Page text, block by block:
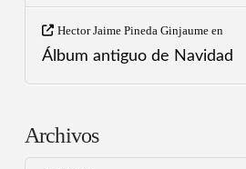
Hector Jaime Pineda Ginjaumeen
Álbum antiguo de Navidad
Archivos